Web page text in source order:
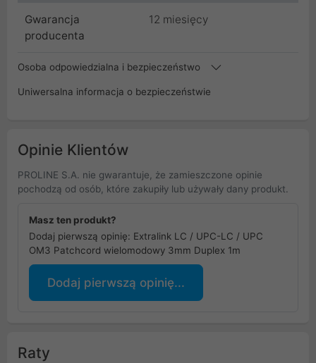
Gwarancja
producenta
12 miesięcy
Osoba odpowiedzialna i bezpieczeństwo
Uniwersalna informacja o bezpieczeństwie
Opinie Klientów
PROLINE S.A. nie gwarantuje, że zamieszczone opinie
pochodzą od osób, które zakupiły lub używały dany produkt.
Masz ten produkt?
Dodaj pierwszą opinię: Extralink LC / UPC-LC / UPC
OM3 Patchcord wielomodowy 3mm Duplex 1m
Dodaj pierwszą opinię...
Raty